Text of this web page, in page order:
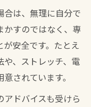
院施術の選び方
高い接骨院の特
み合わせ活用術
施術相談の仕方
院で学ぶ
合は、無理に自分で
かすのではなく、専
安全です。たとえ
や、ストレッチ、電
されています。
ドバイスも受けら